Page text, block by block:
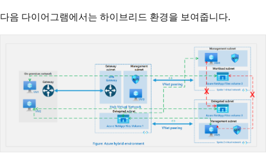
다음 다이어그램에서는 하이브리드 환경을 보여줍니다.